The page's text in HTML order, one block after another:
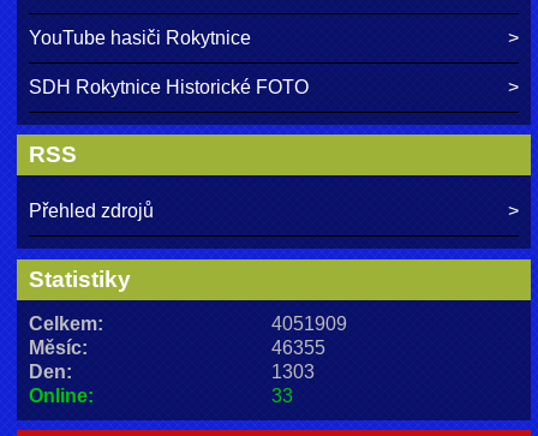
YouTube hasiči Rokytnice
SDH Rokytnice Historické FOTO
RSS
Přehled zdrojů
Statistiky
Online: 33
Celkem:
4051909
Měsíc:
46355
Den:
1303